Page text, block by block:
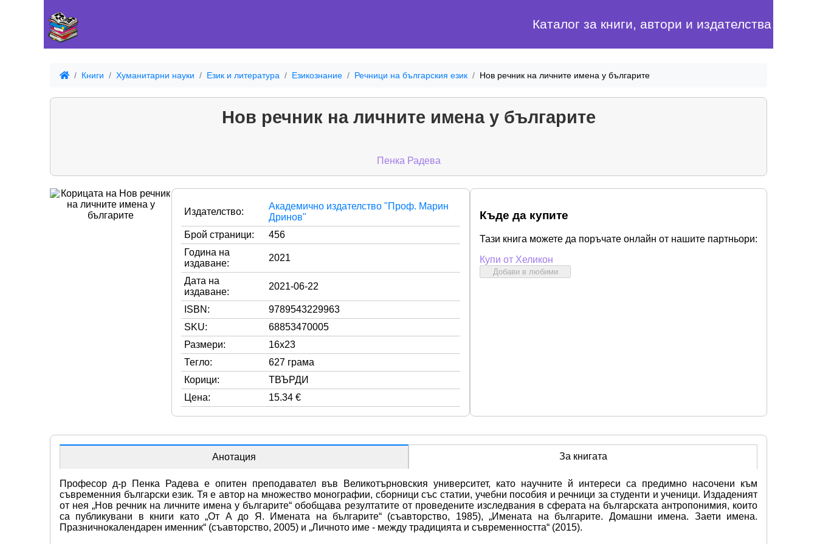
Каталог за книги, автори и издателства
Книги Хуманитарни науки Език и литература Езикознание Речници на българския език Нов речник на личните имена у българите
Нов речник на личните имена у българите
Пенка Радева
Издателство:
Академично издателство "Проф. Марин
Дринов"
Брой страници:
456
Година на
издаване:
2021
Дата на
издаване:
2021-06-22
ISBN:
9789543229963
SKU:
68853470005
Размери:
16x23
Тегло:
627 грама
Корици:
ТВЪРДИ
Цена:
15.34 €
Къде да купите
Тази книга можете да поръчате онлайн от нашите партньори:
Купи от Хеликон
Добави в любими
Анотация За книгата
Професор д-р Пенка Радева е опитен преподавател във Великотърновския университет, като научните й интереси са предимно насочени към
съвременния български език. Тя е автор на множество монографии, сборници със статии, учебни пособия и речници за студенти и ученици. Издаденият
от нея „Нов речник на личните имена у българите“ обобщава резултатите от проведените изследвания в сферата на българската антропонимия, които
са публикувани в книги като „От А до Я. Имената на българите“ (съавторство, 1985), „Имената на българите. Домашни имена. Заети имена.
Празничнокалендарен именник“ (съавторство, 2005) и „Личното име - между традицията и съвременността“ (2015).